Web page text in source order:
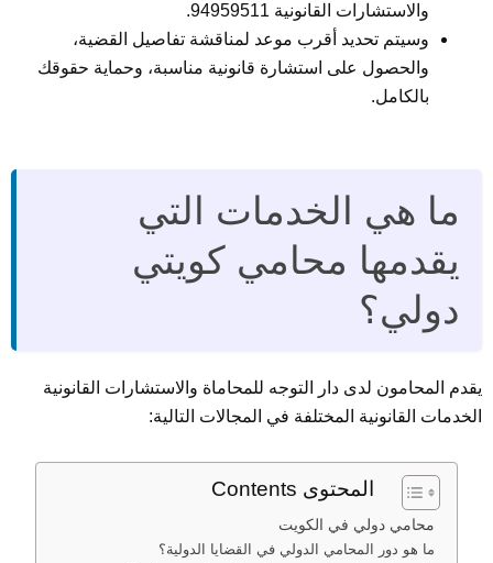
والاستشارات القانونية 94959511.
وسيتم تحديد أقرب موعد لمناقشة تفاصيل القضية،
والحصول على استشارة قانونية مناسبة، وحماية حقوقك
بالكامل.
ما هي الخدمات التي
يقدمها محامي كويتي
دولي؟
يقدم المحامون لدى دار التوجه للمحاماة والاستشارات القانونية
الخدمات القانونية المختلفة في المجالات التالية:
المحتوى Contents
محامي دولي في الكويت
ما هو دور المحامي الدولي في القضايا الدولية؟